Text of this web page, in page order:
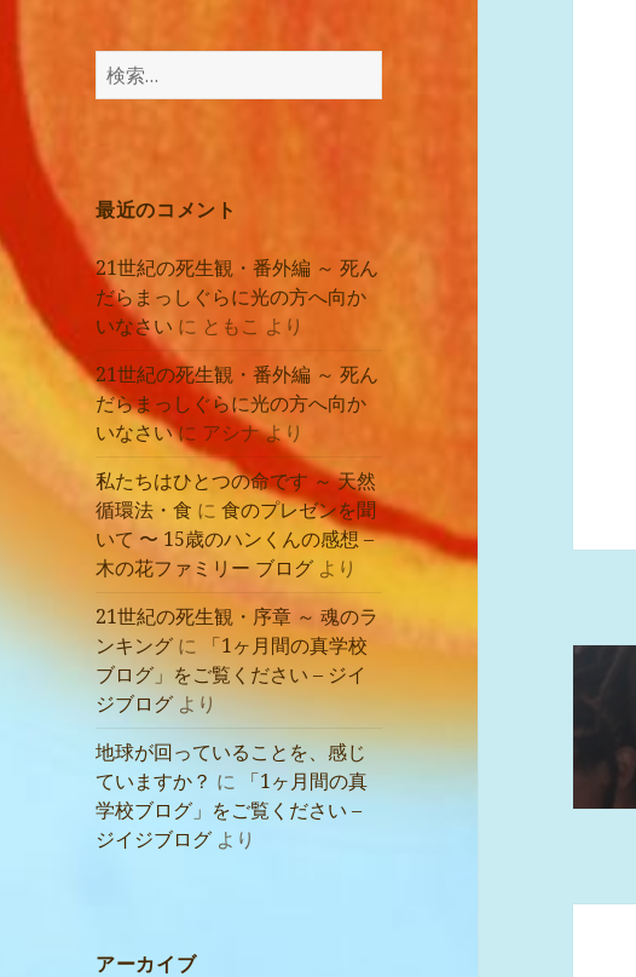
の
講
ポ
ー
ト
検
索:
最近のコメント
21世紀の死生観・番外編 ～ 死ん
だらまっしぐらに光の方へ向か
いなさい に ともこ より
21世紀の死生観・番外編 ～ 死ん
だらまっしぐらに光の方へ向か
いなさいに アシナより
私たちはひとつの命です ～ 天然
循環法・食 に食のプレゼンを聞
いて 〜 15歳のハンくんの感想 –
木の花ファミリー ブログ より
21世紀の死生観・序章 ～ 魂のラ
ンキング に
「1ヶ月間の真学校
ブログ」をご覧ください – ジイ
ジブログより
地球が回っていることを、感じ
ていますか？ に
「1ヶ月間の真
学校ブログ」をご覧ください –
ジイジブログ より
アーカイブ
投
ビ
ゲ